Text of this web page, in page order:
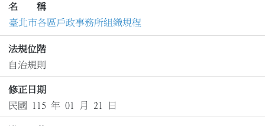
名 稱
臺北市各區戶政事務所組織規程
法規位階
自治規則
修正日期
民國 115 年 01 月 21 日